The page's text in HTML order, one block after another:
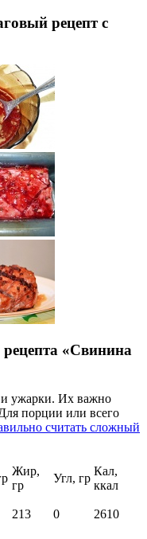
рецепт с
«Свинина
и ужарки. Их важно
порции или всего
считать сложный
Жир,
гр
Угл, гр
Кал,
ккал
213 0 2610